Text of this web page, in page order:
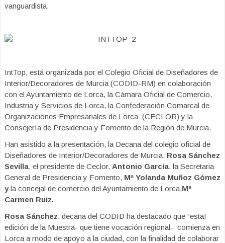
vanguardista.
IntTop, está organizada por el Colegio Oficial de Diseñadores de
Interior/Decoradores de Murcia (CODID-RM) en colaboración
con el Ayuntamiento de Lorca, la Cámara Oficial de Comercio,
Industria y Servicios de Lorca, la Confederación Comarcal de
Organizaciones Empresariales de Lorca (CECLOR) y la
Consejería de Presidencia y Fomento de la Región de Murcia.
Han asistido a la presentación, la Decana del colegio oficial de
Diseñadores de Interior/Decoradores de Murcia, Rosa Sánchez
Sevilla, el presidente de Ceclor, Antonio García, la Secretaria
General de Presidencia y Fomento, Mª Yolanda Muñoz Gómez
yla concejal de comercio del Ayuntamiento de Lorca,Mª
Carmen Ruiz.
Rosa Sánchez, decana del CODID ha destacado que “estaI
edición de la Muestra- que tiene vocación regional- comienza en
Lorca a modo de apoyo a la ciudad, con la finalidad de colaborar